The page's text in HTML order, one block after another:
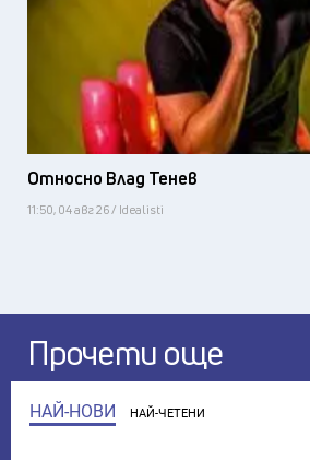
Относно Влад Тенев
11:50, 04 авг 26 / Idealisti
Прочети още
НАЙ-НОВИ НАЙ-ЧЕТЕНИ